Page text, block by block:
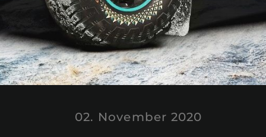
02. November 2020